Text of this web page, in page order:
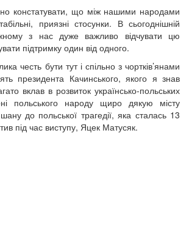
констатувати, що між нашими народами
приязні стосунки. В сьогоднішній
з нас дуже важливо відчувати цю
підтримку один від одного.
честь бути тут і спільно з чортків’янами
президента Качинського, якого я знав
вклав в розвиток українсько-польських
польського народу щиро дякую місту
до польської трагедії, яка сталась 13
під час виступу, Яцек Матусяк.